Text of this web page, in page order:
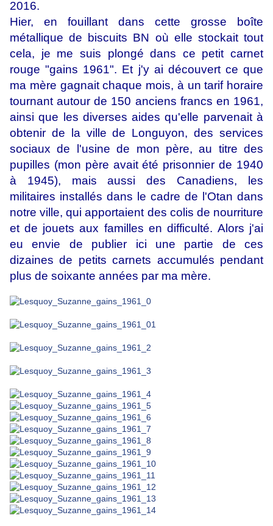
2016.
Hier, en fouillant dans cette grosse boîte
métallique de biscuits BN où elle stockait tout
cela, je me suis plongé dans ce petit carnet
rouge "gains 1961". Et j'y ai découvert ce que
ma mère gagnait chaque mois, à un tarif horaire
tournant autour de 150 anciens francs en 1961,
ainsi que les diverses aides qu'elle parvenait à
obtenir de la ville de Longuyon, des services
sociaux de l'usine de mon père, au titre des
pupilles (mon père avait été prisonnier de 1940
à 1945), mais aussi des Canadiens, les
militaires installés dans le cadre de l'Otan dans
notre ville, qui apportaient des colis de nourriture
et de jouets aux familles en difficulté. Alors j'ai
eu envie de publier ici une partie de ces
dizaines de petits carnets accumulés pendant
plus de soixante années par ma mère.